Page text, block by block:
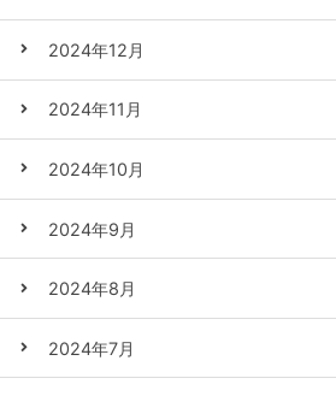
2024年12月
2024年11月
2024年10月
2024年9月
2024年8月
2024年7月